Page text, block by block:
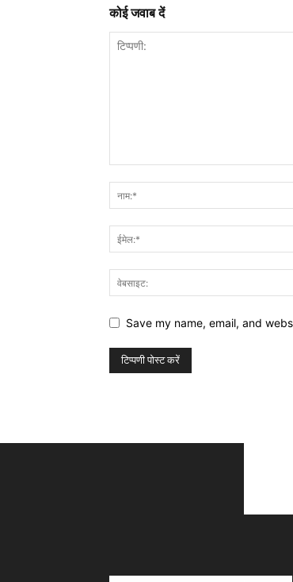
कोई जवाब दें
Save my name, email, and